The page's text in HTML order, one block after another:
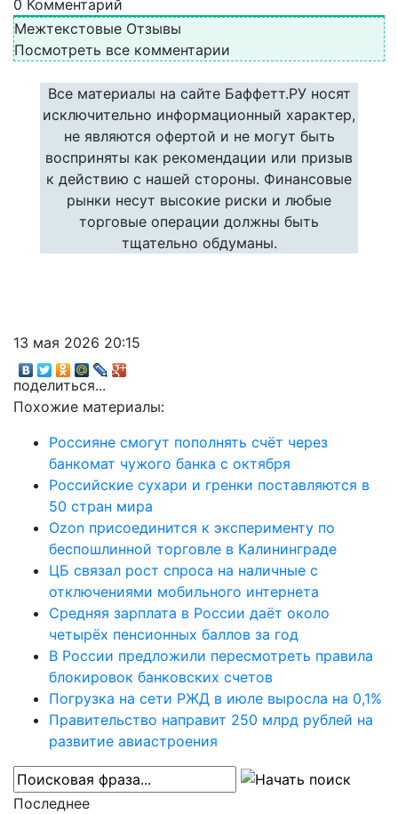
0 Комментарий
Межтекстовые Отзывы
Посмотреть все комментарии
Все материалы на сайте Баффетт.РУ носят
исключительно информационный характер,
не являются офертой и не могут быть
восприняты как рекомендации или призыв
к действию с нашей стороны. Финансовые
рынки несут высокие риски и любые
торговые операции должны быть
тщательно обдуманы.
13 мая 2026 20:15
поделиться...
Похожие материалы:
Россияне смогут пополнять счёт через
банкомат чужого банка с октября
Российские сухари и гренки поставляются в
50 стран мира
Ozon присоединится к эксперименту по
беспошлинной торговле в Калининграде
ЦБ связал рост спроса на наличные с
отключениями мобильного интернета
Средняя зарплата в России даёт около
четырёх пенсионных баллов за год
В России предложили пересмотреть правила
блокировок банковских счетов
Погрузка на сети РЖД в июле выросла на 0,1%
Правительство направит 250 млрд рублей на
развитие авиастроения
Последнее